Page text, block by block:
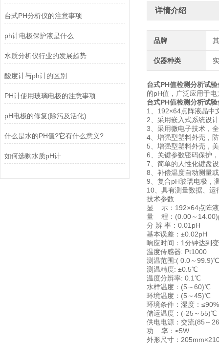
台式PH分析仪的注意事项
ph计电极保护液是什么
水质分析仪行业的发展趋势
酸度计与ph计的区别
PH计使用玻璃电极的注意事项
pH电极的修复(除污及活化)
什么是水的PH值?它有什么意义?
如何选购水质pH计
详情介绍
品牌
仪器种类
台式PH值检测分析试
的pH值，广泛应用于
台式PH值检测分析试
1、192×64点阵液晶中
2、采用嵌入式系统设
3、采用微电子技术，
4、增强型塑料外壳，
5、增强型塑料外壳，
6、关键参数密码保护
7、简单的人性化键盘
8、补偿温度自动测量
9、复合pH玻璃电极，
10、具有测量数据、
技术参数
显 示：192×64点阵液
量 程：(0.00～
分 辨 率：0.01pH
基本误差：±0.02pH
响应时间：1分钟达到
温度传感器: Pt1000
测温范围:( 0.0～99.9)℃
测温精度: ±0.5℃
温度分辨率: 0.1℃
水样温度：(5～60)℃
环境温度：(5～45)℃
环境条件：湿度：
储运温度：(-25～55)℃
供电电源：交流(85～
功 率：≤5W
外形尺寸：